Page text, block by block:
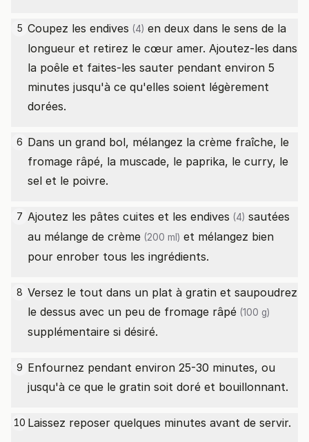
5 Coupez les endives (4) en deux dans le sens de la
longueur et retirez le cœur amer. Ajoutez-les dans
la poêle et faites-les sauter pendant environ 5
minutes jusqu'à ce qu'elles soient légèrement
dorées.
6 Dans un grand bol, mélangez la crème fraîche, le
fromage râpé, la muscade, le paprika, le curry, le
sel et le poivre.
7 Ajoutez les pâtes cuites et les endives (4) sautées
au mélange de crème (200 ml) et mélangez bien
pour enrober tous les ingrédients.
8 Versez le tout dans un plat à gratin et saupoudrez
le dessus avec un peu de fromage râpé (100 g)
supplémentaire si désiré.
9 Enfournez pendant environ 25-30 minutes, ou
jusqu'à ce que le gratin soit doré et bouillonnant.
10 Laissez reposer quelques minutes avant de servir.